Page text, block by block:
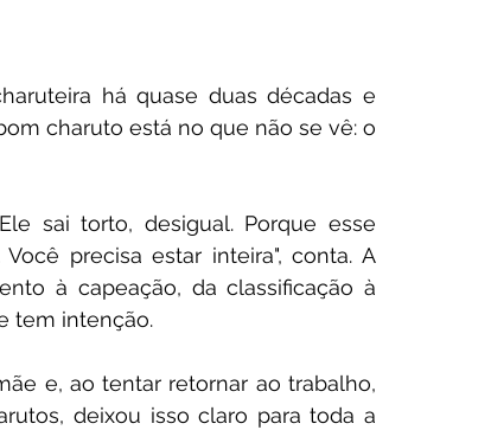
há quase duas décadas e
charuto está no que não se vê: o
sai torto, desigual. Porque esse
precisa estar inteira", conta. A
à capeação, da classificação à
tem intenção.
e, ao tentar retornar ao trabalho,
deixou isso claro para toda a